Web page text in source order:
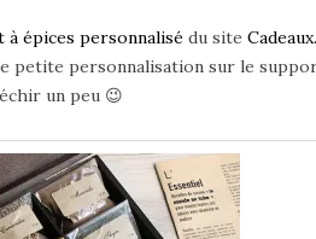
à épices personnalisé du site
petite personnalisation sur le
un peu 😉